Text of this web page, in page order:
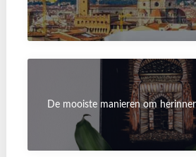
De mooiste manieren om